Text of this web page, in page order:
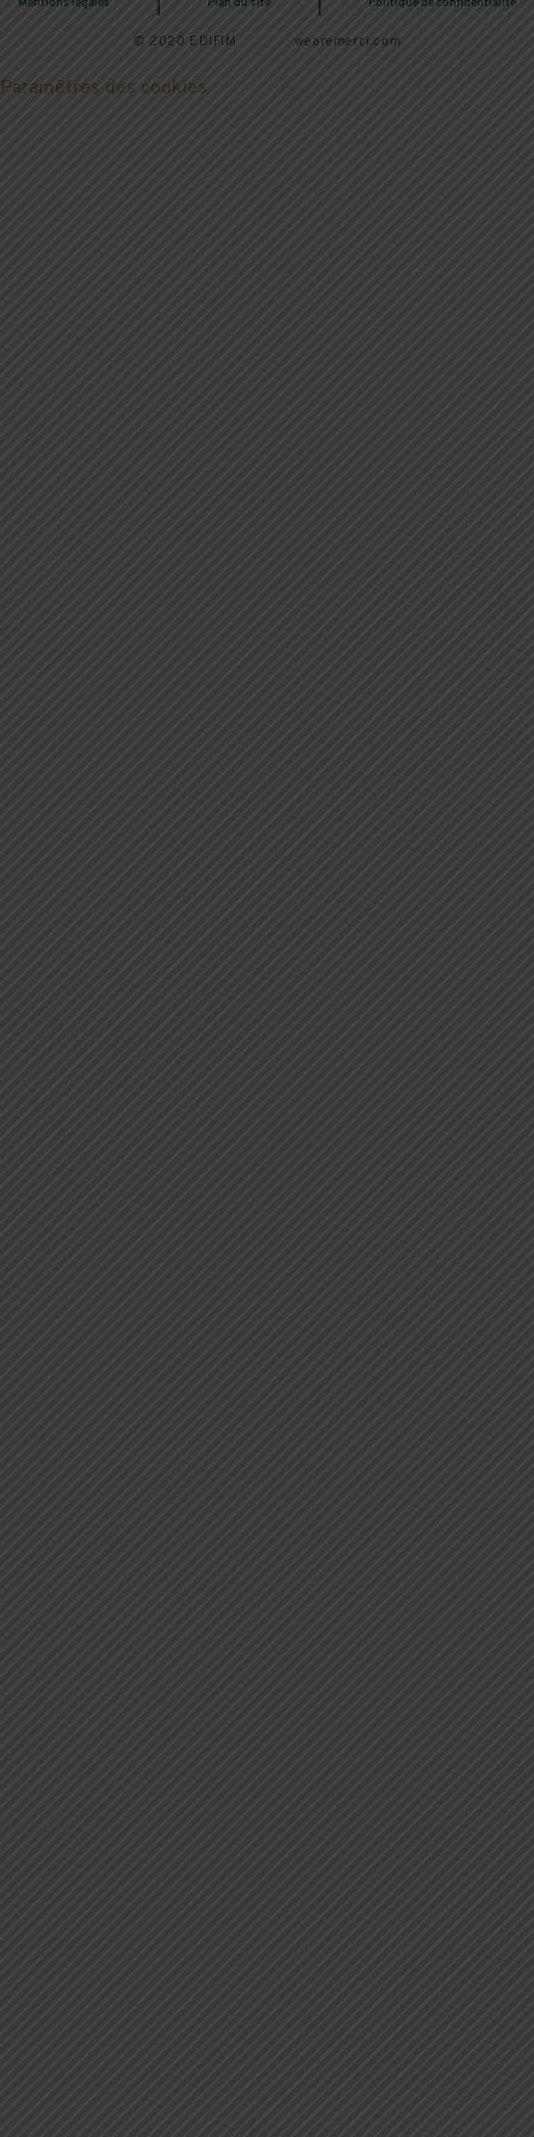
Mentions légales Plan du site Politique de confidentialité
© 2020 EDIFIM wearemerci.com
Paramètres des cookies